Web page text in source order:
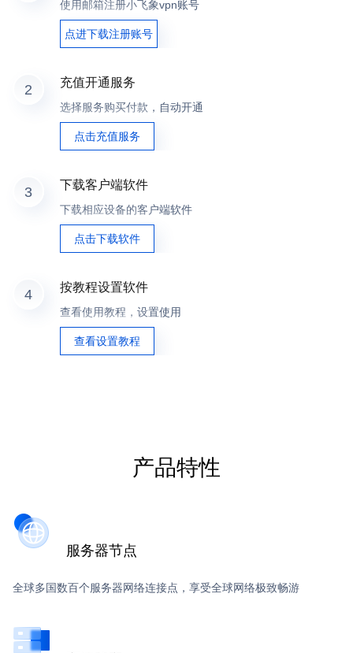
使用邮箱注册小飞象vpn账号
点进下载注册账号
2 充值开通服务
选择服务购买付款，自动开通
点击充值服务
3 下载客户端软件
下载相应设备的客户端软件
点击下载软件
4 按教程设置软件
查看使用教程，设置使用
查看设置教程
产品特性
服务器节点
全球多国数百个服务器网络连接点，享受全球网络极致畅游